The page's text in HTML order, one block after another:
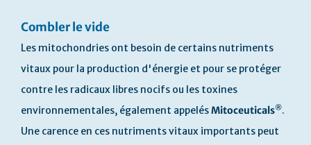
Combler le vide
Les mitochondries ont besoin de certains nutriments
vitaux pour la production d'énergie et pour se protéger
contre les radicaux libres nocifs ou les toxines
environnementales, également appelésMitoceuticals®.
Une carence en ces nutriments vitaux importants peut